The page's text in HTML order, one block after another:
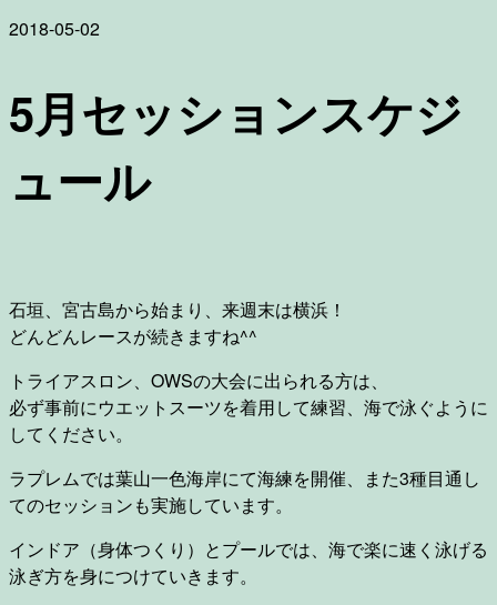
2018-05-02
5月セッションスケジ
ュール
石垣、宮古島から始まり、来週末は横浜！
どんどんレースが続きますね^^
トライアスロン、OWSの大会に出られる方は、
必ず事前にウエットスーツを着用して練習、海で泳ぐように
してください。
ラプレムでは葉山一色海岸にて海練を開催、また3種目通し
てのセッションも実施しています。
インドア（身体つくり）とプールでは、海で楽に速く泳げる
泳ぎ方を身につけていきます。